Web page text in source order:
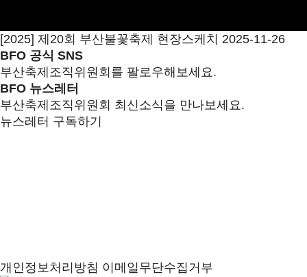
[2025] 제20회 부산불꽃축제 현장스케치 2025-11-26
BFO 공식 SNS
부산축제조직위원회를 팔로우해보세요.
BFO 뉴스레터
부산축제조직위원회 최신소식을 만나보세요.
뉴스레터 구독하기
개인정보처리방침 이메일무단수집거부